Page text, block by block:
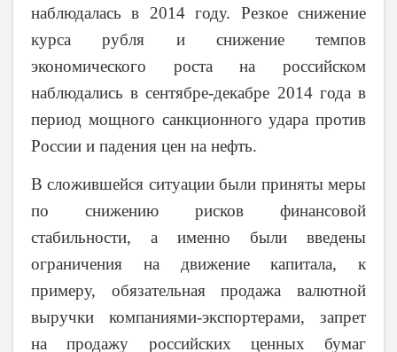
наблюдалась в 2014 году. Резкое снижение
курса рубля и снижение темпов
экономического роста на российском
наблюдались в сентябре-декабре 2014 года в
период мощного санкционного удара против
России и падения цен на нефть.
В сложившейся ситуации были приняты меры
по снижению рисков финансовой
стабильности, а именно были введены
ограничения на движение капитала, к
примеру, обязательная продажа валютной
выручки компаниями-экспортерами, запрет
на продажу российских ценных бумаг